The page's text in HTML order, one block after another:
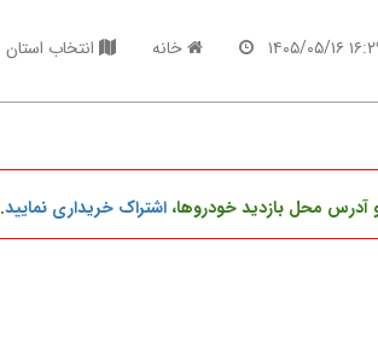
۱۴۰۵/۰۵/۱۶ خانه انتخاب استان
آدرس محل بازدید خودروها،اشتراک خریداری نمایید.